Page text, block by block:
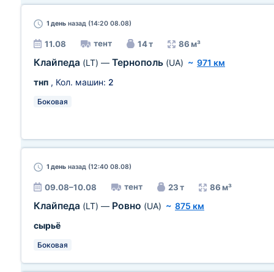
1 день назад (14:20 08.08)
11.08 тент 14 т 86 м³
Клайпеда (LT) — Тернополь (UA) ~ 971 км
тнп , Кол. машин: 2
Боковая
1 день назад (12:40 08.08)
09.08–10.08 тент 23 т 86 м³
Клайпеда (LT) — Ровно (UA) ~ 875 км
сырьё
Боковая